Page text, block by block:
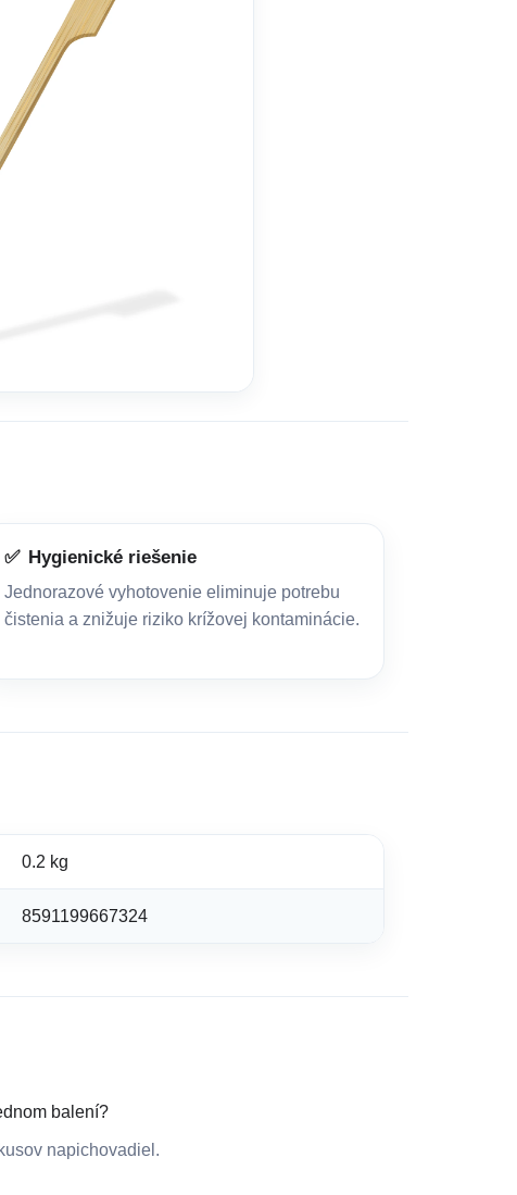
✅ Hygienické riešenie
Jednorazové vyhotovenie eliminuje potrebu
čistenia a znižuje riziko krížovej kontaminácie.
0.2 kg
8591199667324
balení?
napichovadiel.